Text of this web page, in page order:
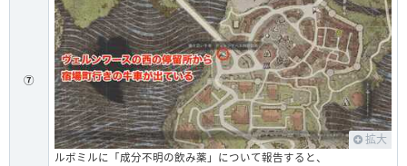
⑦
拡大
ルボミルに「成分不明の飲み薬」について報告すると、